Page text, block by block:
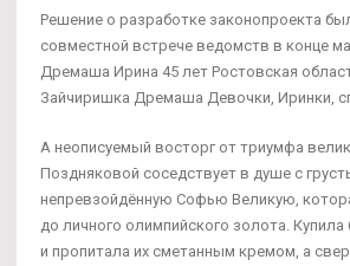
Решение о разработке законопроекта
совместной встрече ведомств в конце
Дремаша Ирина 45 лет Ростовская
Зайчиришка Дремаша Девочки, Иринки,
А неописуемый восторг от триумфа
Поздняковой соседствует в душе с
непревзойдённую Софью Великую,
до личного олимпийского золота.
и пропитала их сметанным кремом, а